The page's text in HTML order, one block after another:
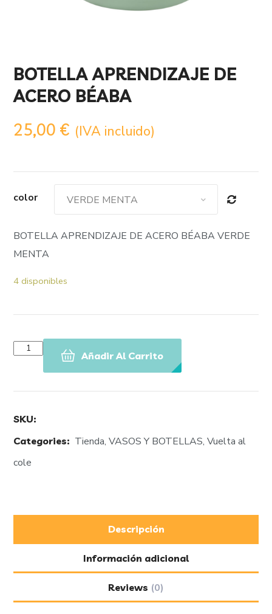
BOTELLA APRENDIZAJE DE
ACERO BÉABA
25,00 € (IVA incluido)
SKU:
Categories: Tienda,VASOS Y BOTELLAS,Vuelta al
cole
color
BOTELLA APRENDIZAJE DE ACERO BÉABA VERDE
MENTA
4 disponibles
Añadir Al Carrito
Descripción
Información adicional
Reviews (0)